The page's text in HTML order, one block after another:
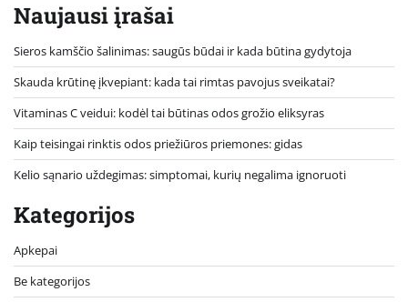
Naujausi įrašai
Sieros kamščio šalinimas: saugūs būdai ir kada būtina gydytoja
Skauda krūtinę įkvepiant: kada tai rimtas pavojus sveikatai?
Vitaminas C veidui: kodėl tai būtinas odos grožio eliksyras
Kaip teisingai rinktis odos priežiūros priemones: gidas
Kelio sąnario uždegimas: simptomai, kurių negalima ignoruoti
Kategorijos
Apkepai
Be kategorijos